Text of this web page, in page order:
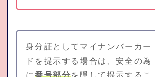
身分証としてマイナンバーカー
ドを提示する場合は、安全の為
に 番号部分を隠して提示するこ